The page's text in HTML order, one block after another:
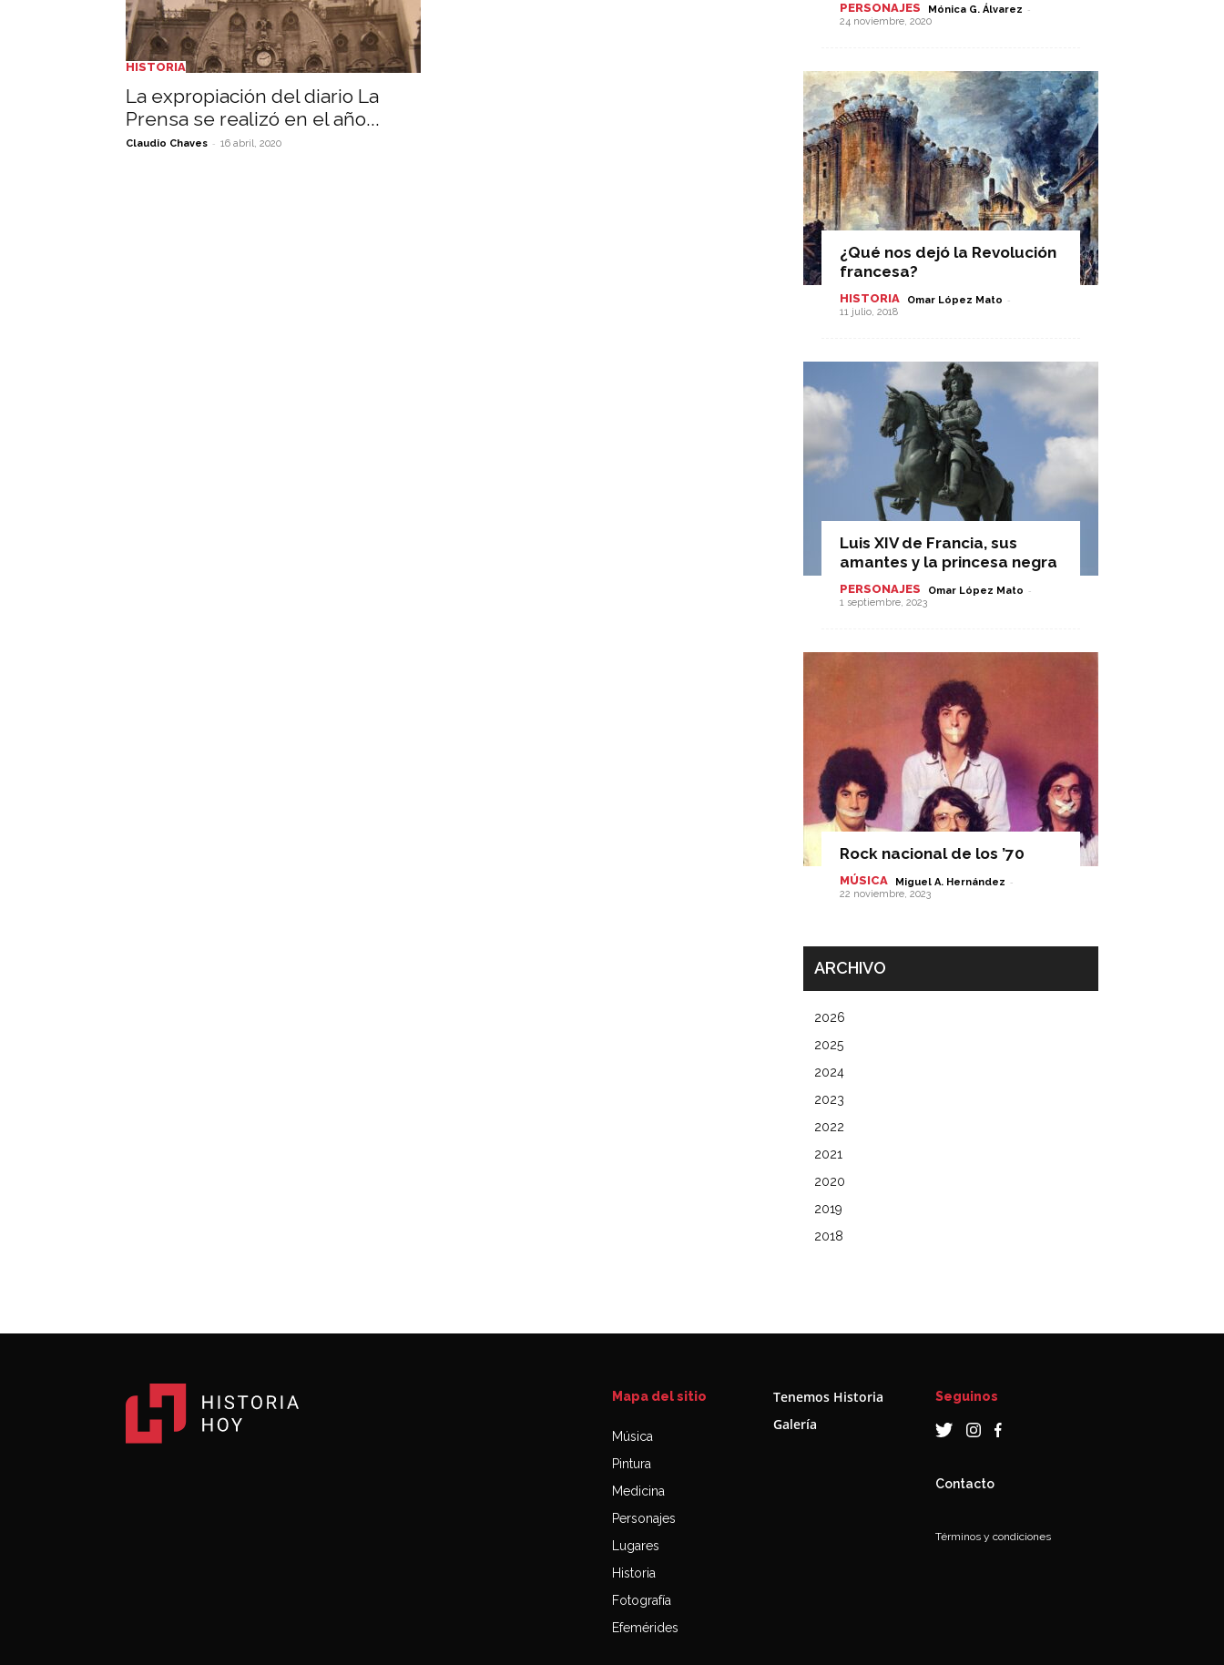
HISTORIA
La expropiación del diario La
Prensa se realizó en el año...
Claudio Chaves - 16 abril, 2020
PERSONAJES Mónica G. Álvarez -
24 noviembre, 2020
¿Qué nos dejó la Revolución
francesa?
HISTORIA Omar López Mato -
11 julio, 2018
Luis XIV de Francia, sus
amantes y la princesa negra
PERSONAJES Omar López Mato -
1 septiembre, 2023
Rock nacional de los ’70
MÚSICA Miguel A. Hernández -
22 noviembre, 2023
ARCHIVO
2026
2025
2024
2023
2022
2021
2020
2019
2018
Mapa del sitio
Música
Pintura
Medicina
Personajes
Lugares
Historia
Fotografía
Efemérides
Tenemos Historia
Galería
Seguinos
Contacto
Términos y condiciones